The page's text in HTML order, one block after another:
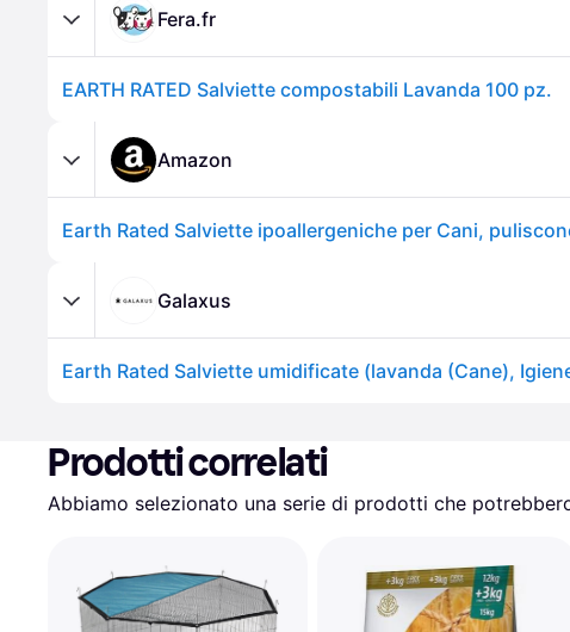
Fera.fr
EARTH RATED Salviette compostabili Lavanda 100 pz.
Amazon
Galaxus
Prodotti correlati
Abbiamo selezionato una serie di prodotti che